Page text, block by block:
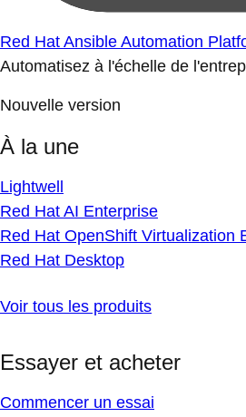
Red Hat Ansible Automation
Automatisez à l'échelle de
Nouvelle version
À la une
Lightwell
Red Hat AI Enterprise
Red Hat OpenShift Virtualization
Red Hat Desktop
Voir tous les produits
Essayer et acheter
Commencer un essai